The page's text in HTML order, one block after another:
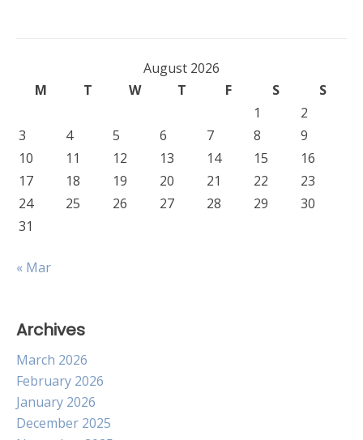
August 2026
M
T W T F S
S
1
2
3
4 5 6 7 8
9
10
11 12 13 14 15
16
17
18 19 20 21 22
23
24
25 26 27 28 29
30
31
« Mar
Archives
March 2026
February 2026
January 2026
December 2025